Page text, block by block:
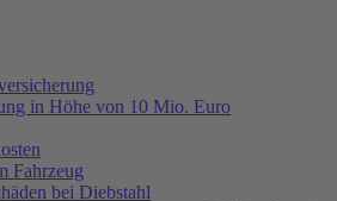
in Höhe von 10 Mio. Euro
Fahrzeug
bei Diebstahl